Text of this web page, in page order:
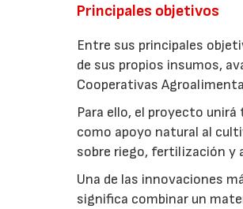
Principales objetivos
Entre sus principales
de sus propios insumos,
Cooperativas
Para ello, el proyecto
como apoyo natural al
sobre riego, fertilización y
Una de las innovaciones
significa combinar un